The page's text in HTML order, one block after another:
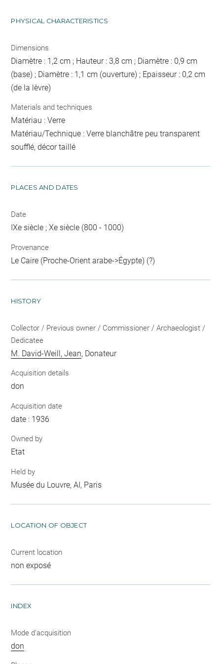
PHYSICAL CHARACTERISTICS
Dimensions
Diamètre : 1,2 cm ; Hauteur : 3,8 cm ; Diamètre : 0,9 cm
(base) ; Diamètre : 1,1 cm (ouverture) ; Epaisseur : 0,2 cm
(de la lèvre)
Materials and techniques
Matériau : Verre
Matériau/Technique : Verre blanchâtre peu transparent
soufflé, décor taillé
PLACES AND DATES
Date
IXe siècle ; Xe siècle (800 - 1000)
Provenance
Le Caire (Proche-Orient arabe->Égypte) (?)
HISTORY
Collector / Previous owner / Commissioner / Archaeologist /
Dedicatee
M. David-Weill, Jean, Donateur
Acquisition details
don
Acquisition date
date : 1936
Owned by
Etat
Held by
Musée du Louvre, AI, Paris
LOCATION OF OBJECT
Current location
non exposé
INDEX
Mode d'acquisition
don